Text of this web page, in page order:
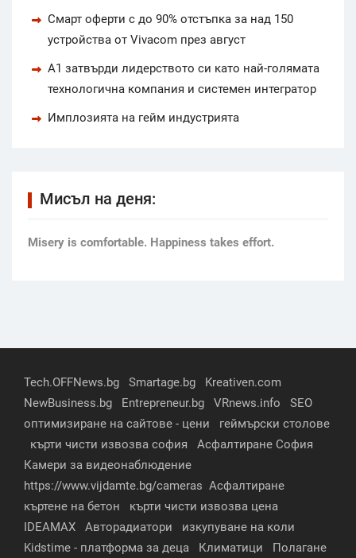
Смарт оферти с до 90% отстъпка за над 150
устройства от Vivacom през август
А1 затвърди лидерството си като най-голямата
технологична компания и системен интегратор
Имплозията на гейм индустрията
Мисъл на деня:
Мisery is comfortable. Happiness takes effort.
Tech.OFFNews.bg Smartage.bg
Kreativen.com
NewBusiness.bg
Entrepreneur.bg VRnews.info
SEO
оптимизиране на сайтове - цени
геймърски столове
кърти чисти извозва софия
Асфалтиране София
Камери за видеонаблюдение
https://www.vijdamte.bg/cameras Асфалтиране
къртене на бетон
кърти чисти извозва цена
IDEAMAX
Авторадиатори
изкупуване на коли
Kidstime - платформа за деца
Климатици Полагане